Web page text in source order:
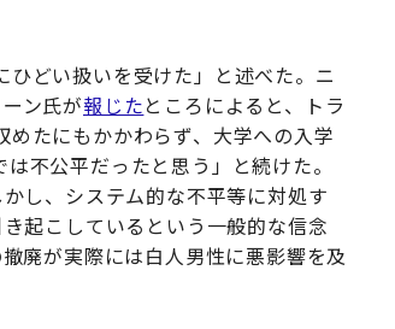
どい扱いを受けた」と述べた。ニ
ン氏が報じたところによると、トラ
たにもかかわらず、大学への入学
不公平だったと思う」と続けた。
し、システム的な不平等に対処す
起こしているという一般的な信念
廃が実際には白人男性に悪影響を及